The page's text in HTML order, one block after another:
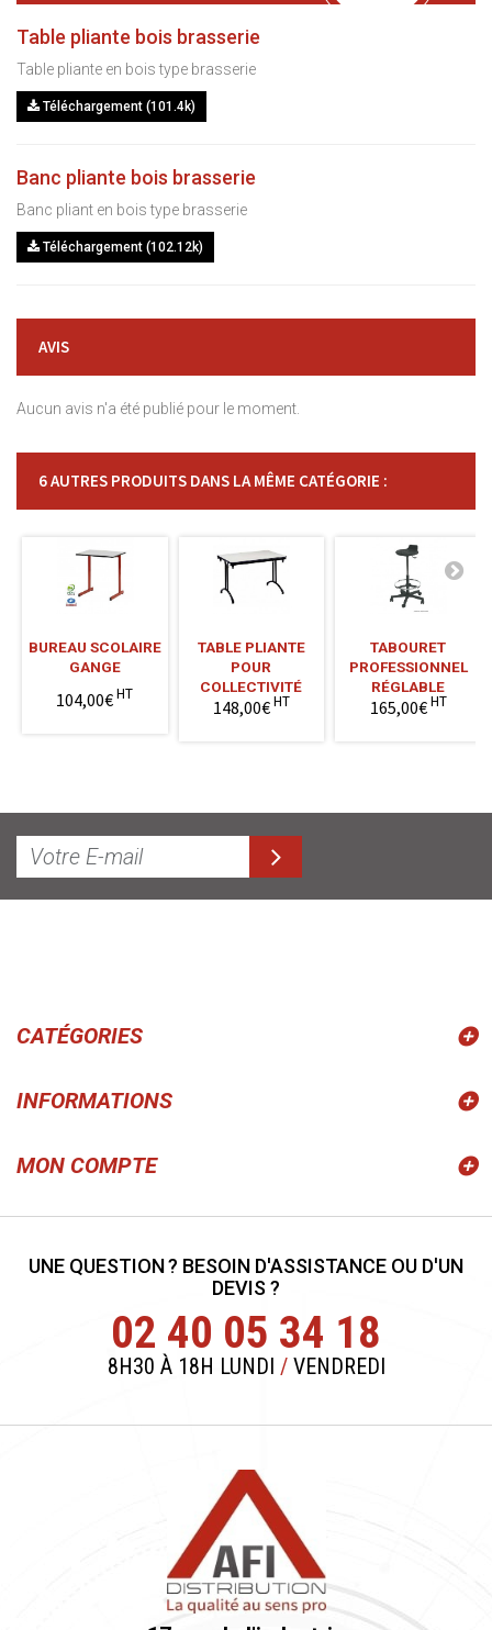
Table pliante bois brasserie
Table pliante en bois type brasserie
Téléchargement (101.4k)
Banc pliante bois brasserie
Banc pliant en bois type brasserie
Téléchargement (102.12k)
AVIS
Aucun avis n'a été publié pour le moment.
6 AUTRES PRODUITS DANS LA MÊME CATÉGORIE :
BUREAU SCOLAIRE
GANGE
104,00€HT
TABLE PLIANTE
POUR
COLLECTIVITÉ
148,00€HT
TABOURET
PROFESSIONNEL
RÉGLABLE
165,00€HT
CATÉGORIES
INFORMATIONS
MON COMPTE
UNE QUESTION ? BESOIN D'ASSISTANCE OU D'UN
DEVIS ?
02 40 05 34 18
8H30 À 18H LUNDI /VENDREDI